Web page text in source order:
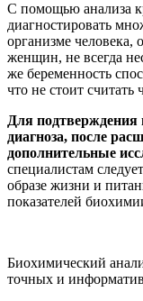
С помощью анализа
диагностировать
организме человека,
женщин, не всегда
же беременность
что не стоит считать
Для
диагноза, после
дополнительные
специалистам
образе жизни и
показателей
Биохимический
точных и